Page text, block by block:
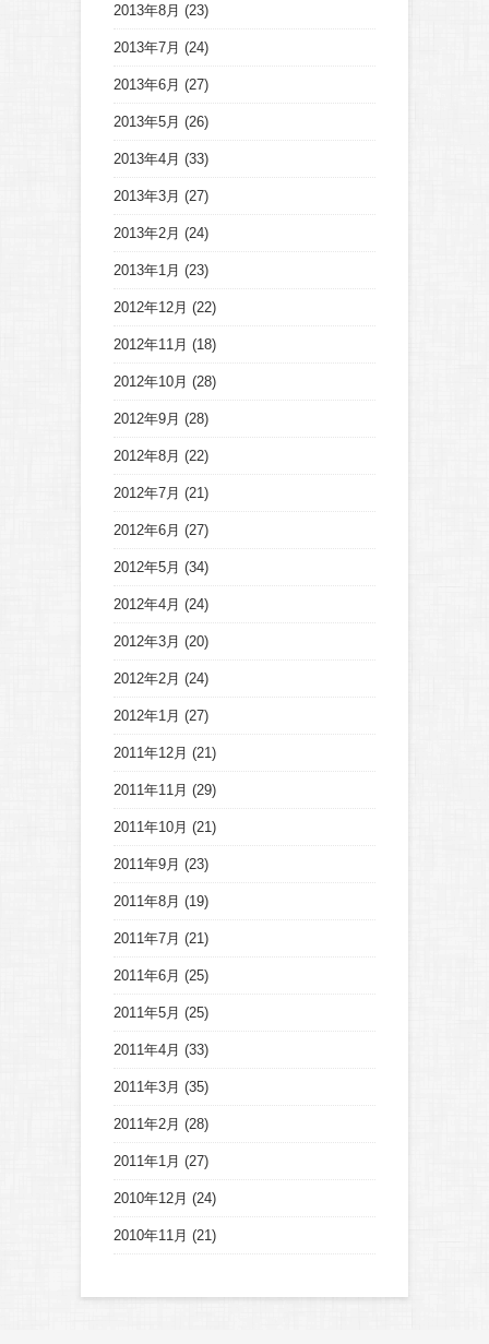
2013年8月 (23)
2013年7月 (24)
2013年6月 (27)
2013年5月 (26)
2013年4月 (33)
2013年3月 (27)
2013年2月 (24)
2013年1月 (23)
2012年12月 (22)
2012年11月 (18)
2012年10月 (28)
2012年9月 (28)
2012年8月 (22)
2012年7月 (21)
2012年6月 (27)
2012年5月 (34)
2012年4月 (24)
2012年3月 (20)
2012年2月 (24)
2012年1月 (27)
2011年12月 (21)
2011年11月 (29)
2011年10月 (21)
2011年9月 (23)
2011年8月 (19)
2011年7月 (21)
2011年6月 (25)
2011年5月 (25)
2011年4月 (33)
2011年3月 (35)
2011年2月 (28)
2011年1月 (27)
2010年12月 (24)
2010年11月 (21)